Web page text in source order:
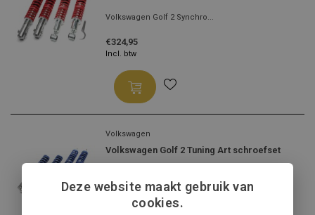
Volkswagen Golf 2 Synchro...
€324,95
Incl. btw
Volkswagen
Volkswagen Golf 2 Tuning Art schroefset
€258,95
Incl. btw
Deze website maakt gebruik van
cookies.